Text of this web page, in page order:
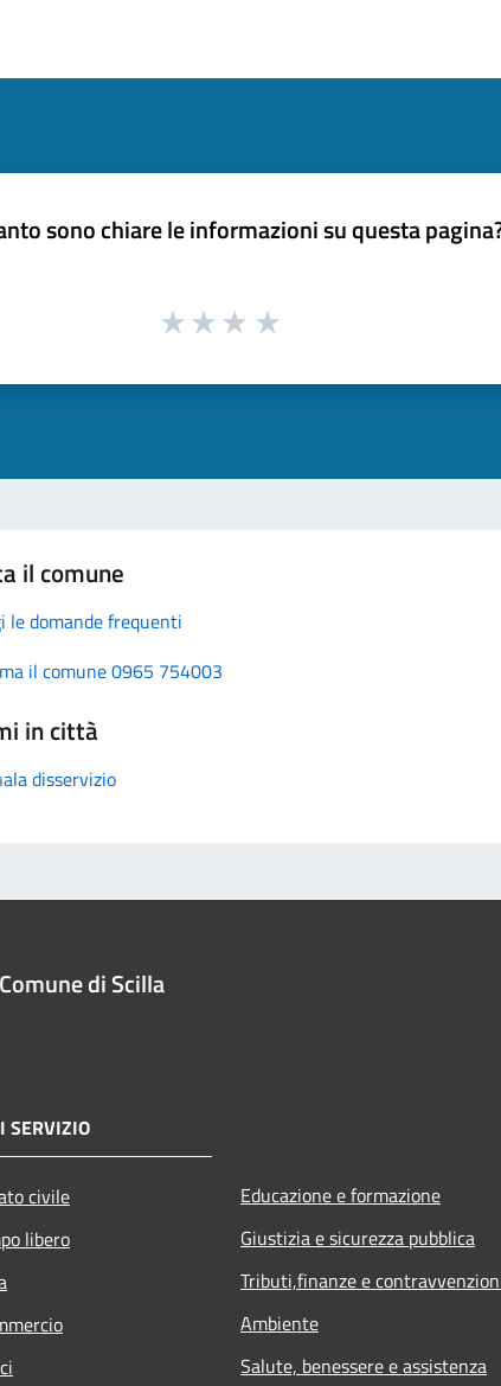
sono chiare le informazioni su questa
il comune
le domande frequenti
il comune 0965 754003
in città
disservizio
Comune di Scilla
SERVIZIO
civile
libero
Educazione e formazione
Giustizia e sicurezza pubblica
Tributi,finanze e
Ambiente
Salute, benessere e assistenza